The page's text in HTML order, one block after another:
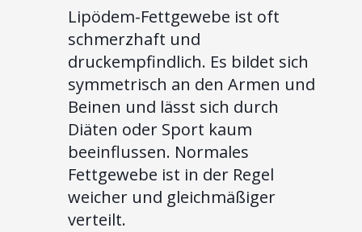
Lipödem-Fettgewebe ist oft
schmerzhaft und
druckempfindlich. Es bildet sich
symmetrisch an den Armen und
Beinen und lässt sich durch
Diäten oder Sport kaum
beeinflussen. Normales
Fettgewebe ist in der Regel
weicher und gleichmäßiger
verteilt.